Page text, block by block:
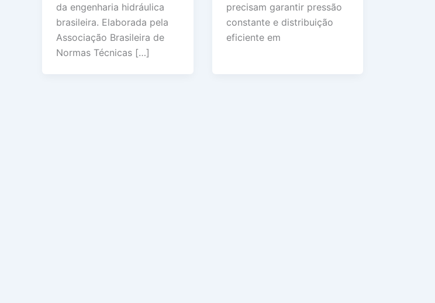
da engenharia hidráulica
brasileira. Elaborada pela
Associação Brasileira de
Normas Técnicas […]
precisam garantir pressão
constante e distribuição
eficiente em